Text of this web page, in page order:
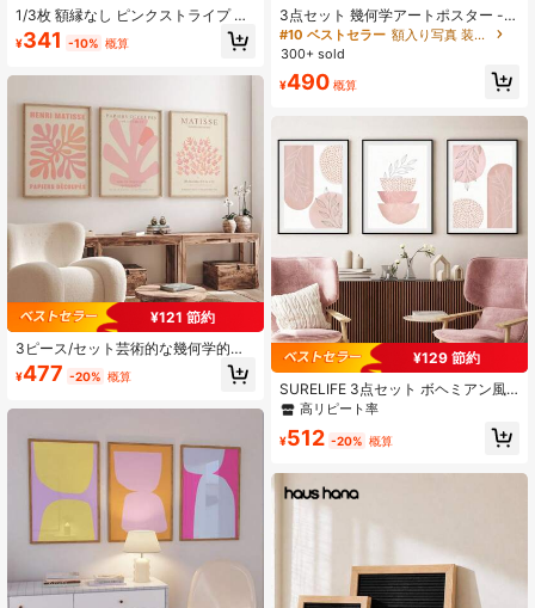
4.91 4K フォロワー
4.91 4K フォロワー
1/3枚 額縁なし ピンクストライプ ハ
ート ラッキーミー ポスター Y2K プ
レッピー ウォールアート キャンバス
でファンキーな絵画
¥341 -10% 概算
¥121 節約
3ピース/セット芸術的な幾何学的な
抽象ポスター、マティスプリントオ
レンジギャラリーウォールアートセ
キャンバス絵画プリントポスター画
像壁装飾、フレームレス
¥477 -20% 概算
3点セット 幾何学アートポスター -
バウハウススタイル ミニマリストキ
ャンバスウォールアート、ホームオ
ァッショナブルな室内壁装飾、肖像
的なホームデコレーションに最適 -
などのイベントに適しています
#10 ベストセラー
額入り写真 装飾画と書道
300+ sold
¥490 概算
¥129 節約
SURELIFE 3点セット ボヘミアン風
ピンクポスター ノルディックスタイ
ネル、キャンバス
高リピート率
¥512 -20% 概算